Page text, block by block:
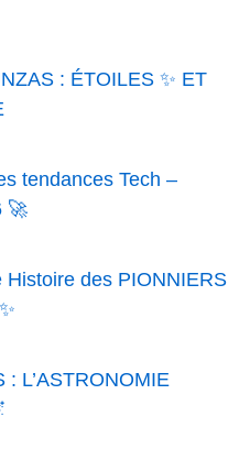
: ÉTOILES ✨ ET
tendances Tech –
🚀
Histoire des PIONNIERS
: L’ASTRONOMIE